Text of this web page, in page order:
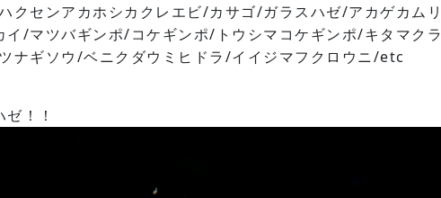
クセンアカホシカクレエビ/カサゴ/ガラスハゼ/アカゲカムリ
イ/マツバギンポ/コケギンポ/トウシマコケギンポ/キタマクラ
ナギソウ/ベニクダウミヒドラ/イイジマフクロウニ/etc
！！